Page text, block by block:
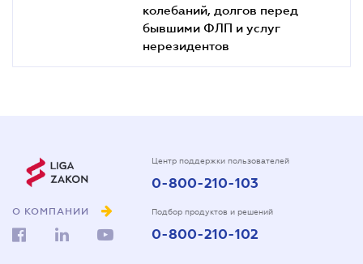
колебаний, долгов перед
бывшими ФЛП и услуг
нерезидентов
О КОМПАНИИ
Центр поддержки пользователей
0-800-210-103
Подбор продуктов и решений
0-800-210-102